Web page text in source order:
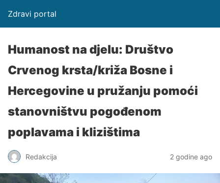
Zdravi portal
Humanost na djelu: Društvo
Crvenog krsta/križa Bosne i
Hercegovine u pružanju pomoći
stanovništvu pogođenom
poplavama i klizištima
Redakcija 2 godine ago